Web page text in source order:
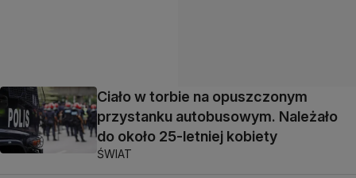
Ciało w torbie na opuszczonym
przystanku autobusowym. Należało
do około 25-letniej kobiety
ŚWIAT